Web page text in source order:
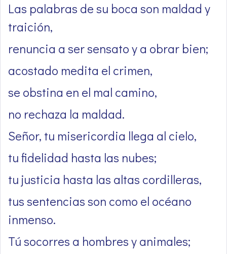
Las palabras de su boca son maldad y
traición,
renuncia a ser sensato y a obrar bien;
acostado medita el crimen,
se obstina en el mal camino,
no rechaza la maldad.
Señor, tu misericordia llega al cielo,
tu fidelidad hasta las nubes;
tu justicia hasta las altas cordilleras,
tus sentencias son como el océano
inmenso.
Tú socorres a hombres y animales;